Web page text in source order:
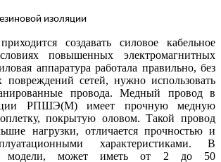
изоляции
создавать силовое кабельное
повышенных электромагнитных
аппаратура работала правильно, без
сетей, нужно использовать
провода. Медный провод в
РПШЭ(М) имеет прочную медную
покрытую оловом. Такой провод
нагрузки, отличается прочностью и
характеристиками. В
модели, может иметь от 2 до 50